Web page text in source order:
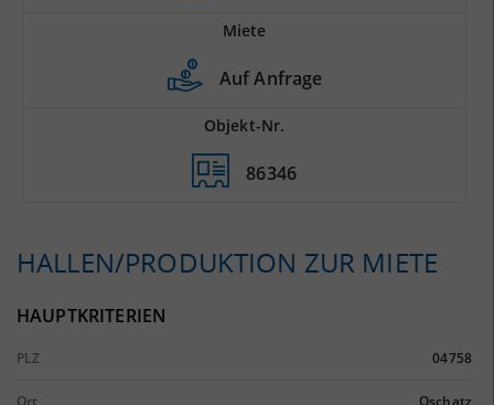
Miete
Auf Anfrage
Objekt-Nr.
86346
HALLEN/PRODUKTION ZUR MIETE
HAUPTKRITERIEN
PLZ 04758
Ort Oschatz